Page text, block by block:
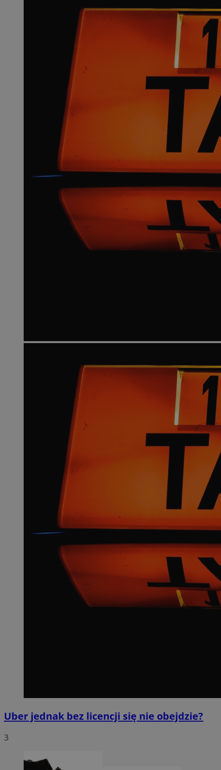
Uber jednak bez licencji się nie obejdzie?
3